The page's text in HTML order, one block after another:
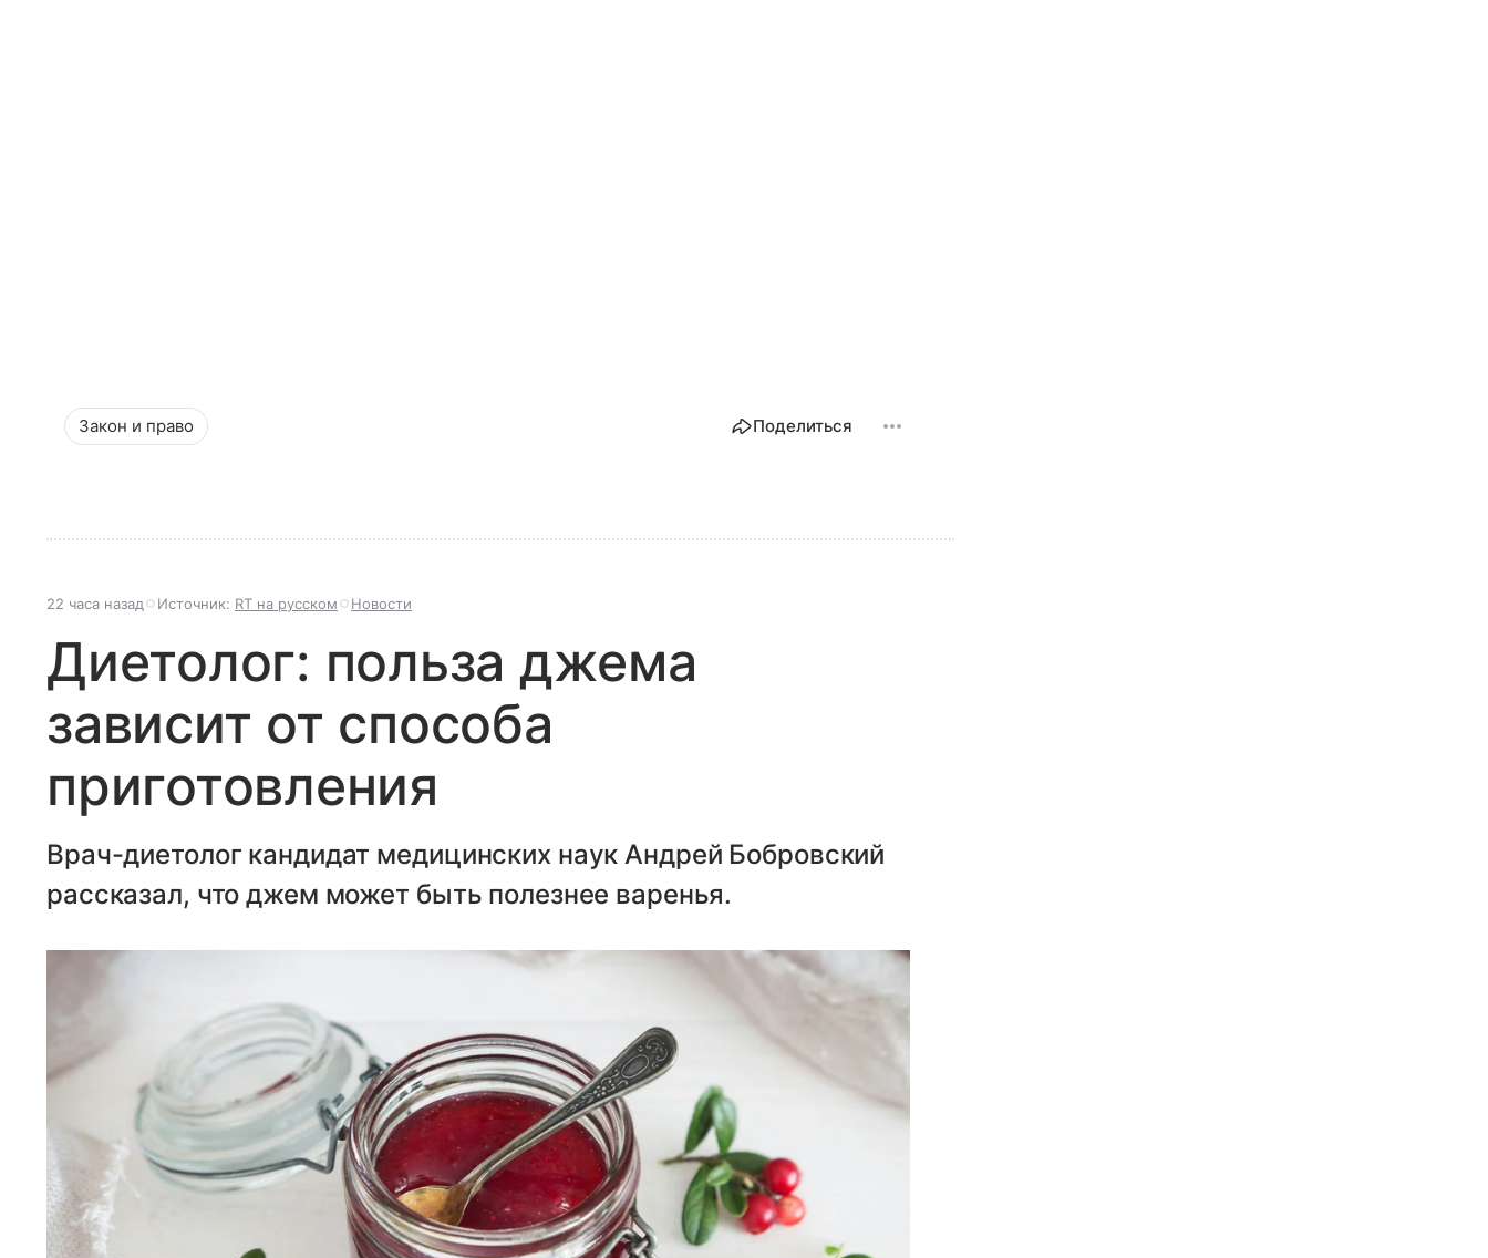
Закон и право Поделиться
22 часа назад Источник: RT на русском Новости
Диетолог: польза джема
зависит от способа
приготовления
Врач-диетолог кандидат медицинских наук Андрей Бобровский
рассказал, что джем может быть полезнее варенья.